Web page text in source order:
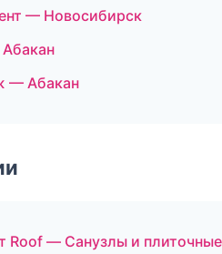
— Новосибирск
— Абакан
Roof — Санузлы и